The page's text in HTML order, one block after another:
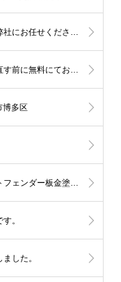
愛車のキズ、ヘコミ、大規模な板金塗装は弊社にお任せください。
※福岡市内の方限定・車の擦り傷・凹みを直す前に無料にてお見積りを伝える事も可能です。
博多区
早良区N様/トヨタランクルプラドのフロントフェンダー板金塗装修理
。
した。